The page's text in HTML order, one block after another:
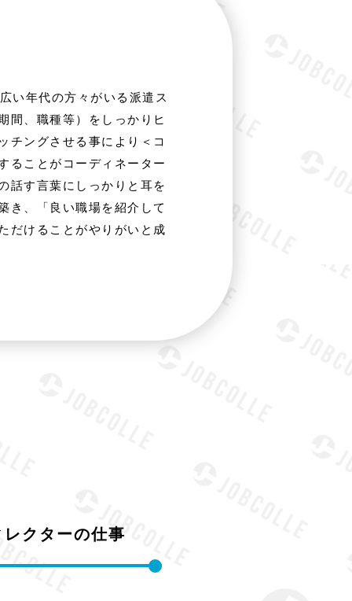
い年代の方々がいる派遣ス
間、職種等）をしっかりヒ
チングさせる事により＜コ
ることがコーディネーター
話す言葉にしっかりと耳を
き、「良い職場を紹介して
だけることがやりがいと成
クターの仕事